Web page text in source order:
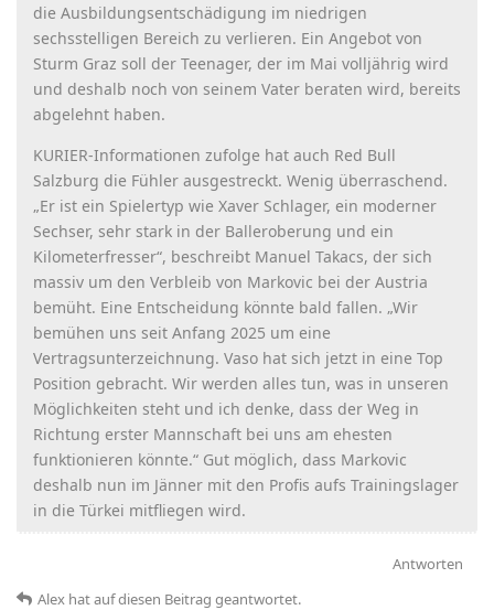
die Ausbildungsentschädigung im niedrigen
sechsstelligen Bereich zu verlieren. Ein Angebot von
Sturm Graz soll der Teenager, der im Mai volljährig wird
und deshalb noch von seinem Vater beraten wird, bereits
abgelehnt haben.
KURIER-Informationen zufolge hat auch Red Bull
Salzburg die Fühler ausgestreckt. Wenig überraschend.
„Er ist ein Spielertyp wie Xaver Schlager, ein moderner
Sechser, sehr stark in der Balleroberung und ein
Kilometerfresser“, beschreibt Manuel Takacs, der sich
massiv um den Verbleib von Markovic bei der Austria
bemüht. Eine Entscheidung könnte bald fallen. „Wir
bemühen uns seit Anfang 2025 um eine
Vertragsunterzeichnung. Vaso hat sich jetzt in eine Top
Position gebracht. Wir werden alles tun, was in unseren
Möglichkeiten steht und ich denke, dass der Weg in
Richtung erster Mannschaft bei uns am ehesten
funktionieren könnte.“ Gut möglich, dass Markovic
deshalb nun im Jänner mit den Profis aufs Trainingslager
in die Türkei mitfliegen wird.
Antworten
Alex hatauf diesen Beitrag geantwortet.